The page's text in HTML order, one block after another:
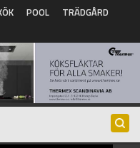
POOL
TRÄDGÅRD